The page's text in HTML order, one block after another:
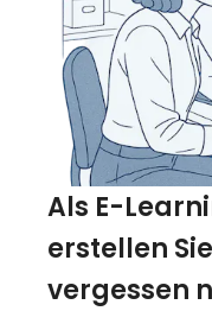
Als E-
erstellen
vergessen